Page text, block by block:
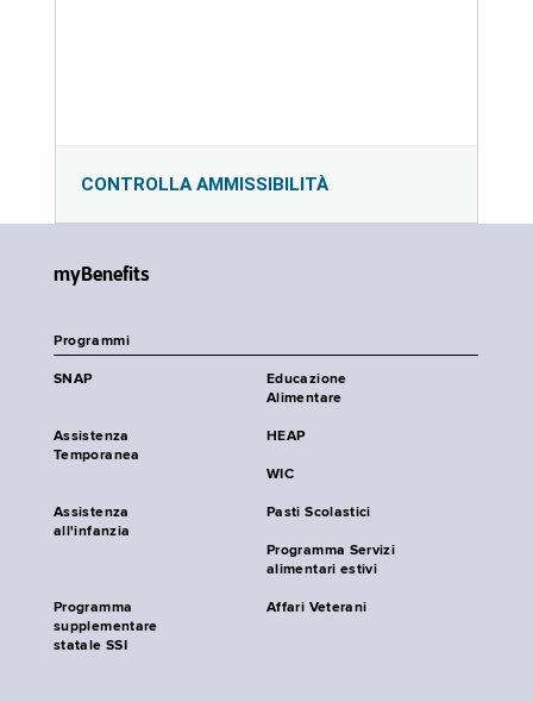
CONTROLLA AMMISSIBILITÀ
myBenefits
Programmi
SNAP
Educazione
Alimentare
Assistenza
Temporanea
HEAP
WIC
Assistenza
all'infanzia
Pasti Scolastici
Programma Servizi
alimentari estivi
Programma
supplementare
statale SSI
Affari Veterani